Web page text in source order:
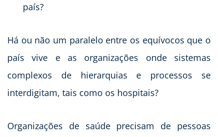
país?
Há ou não um paralelo entre os equívocos que o
país vive e as organizações onde sistemas
complexos de hierarquias e processos se
interdigitam, tais como os hospitais?
Organizações de saúde precisam de pessoas